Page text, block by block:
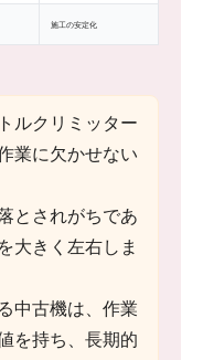
施工の安定化
ルクリミッター
業に欠かせない
とされがちであ
大きく左右しま
中古機は、作業
を持ち、長期的